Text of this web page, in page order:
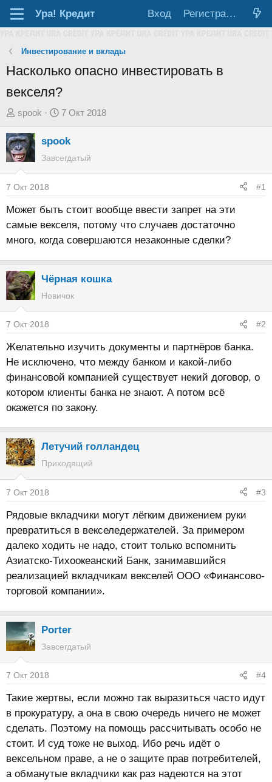
Ура! Кредит Вход Регистрация
Инвестирование и вклады
Насколько опасно инвестировать в
векселя?
А
т
о
р
т
е
м
ы
spook
Д
т
а
ч
а
л
а
7 Окт 2018
spook
Завсегдатый
7 Окт 2018 #1
Может быть стоит вообще ввести запрет на эти
самые векселя, потому что случаев достаточно
много, когда совершаются незаконные сделки?
Чёрная кошка
Новичок
7 Окт 2018 #2
Желательно изучить документы и партнёров банка.
Не исключено, что между банком и какой-либо
финансовой компанией существует некий договор, о
котором клиенты банка не знают. А потом всё
окажется по закону.
Летучий голландец
Приходящий
7 Окт 2018 #3
Рядовые вкладчики могут лёгким движением руки
превратиться в векселедержателей. За примером
далеко ходить не надо, стоит только вспомнить
Азиатско-Тихоокеанский Банк, занимавшийся
реализацией вкладчикам векселей ООО «Финансово-
торговой компании».
Porter
Завсегдатый
7 Окт 2018 #4
Такие жертвы, если можно так выразиться часто идут
в прокуратуру, а она в свою очередь ничего не может
сделать. Поэтому на помощь рассчитывать особо не
стоит. И суд тоже не выход. Ибо речь идёт о
вексельном праве, а не о защите прав потребителей,
а обманутые вкладчики как раз надеются на этот